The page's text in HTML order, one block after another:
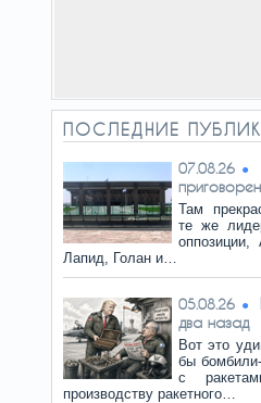
ПОСЛЕДНИЕ
07.08.26
Там
те же
оппозиции,
Лапид, Голан и…
05.08.26
два назад
Вот это
бы
с
производству ракетного…